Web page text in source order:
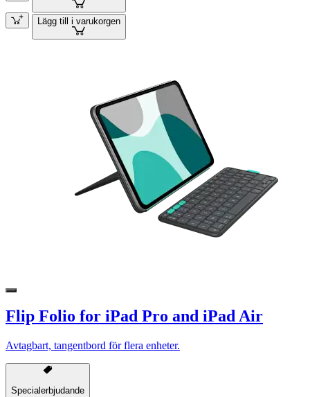
Lägg till i varukorgen
Flip Folio for iPad Pro and iPad Air
Avtagbart, tangentbord för flera enheter.
Specialerbjudande